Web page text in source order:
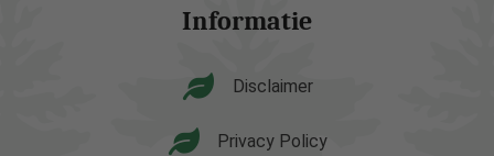
Informatie
Disclaimer
Privacy Policy